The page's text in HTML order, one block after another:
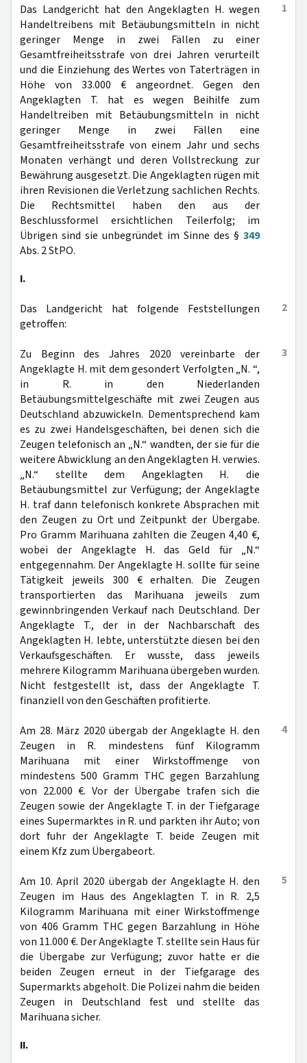
1
Das Landgericht hat den Angeklagten H. wegen
Handeltreibens mit Betäubungsmitteln in nicht
geringer Menge in zwei Fällen zu einer
Gesamtfreiheitsstrafe von drei Jahren verurteilt
und die Einziehung des Wertes von Taterträgen in
Höhe von 33.000 € angeordnet. Gegen den
Angeklagten T. hat es wegen Beihilfe zum
Handeltreiben mit Betäubungsmitteln in nicht
geringer Menge in zwei Fällen eine
Gesamtfreiheitsstrafe von einem Jahr und sechs
Monaten verhängt und deren Vollstreckung zur
Bewährung ausgesetzt. Die Angeklagten rügen mit
ihren Revisionen die Verletzung sachlichen Rechts.
Die Rechtsmittel haben den aus der
Beschlussformel ersichtlichen Teilerfolg; im
Übrigen sind sie unbegründet im Sinne des § 349
Abs. 2 StPO.
I.
2
Das Landgericht hat folgende Feststellungen
getroffen:
3
Zu Beginn des Jahres 2020 vereinbarte der
Angeklagte H. mit dem gesondert Verfolgten „N. “,
in R. in den Niederlanden
Betäubungsmittelgeschäfte mit zwei Zeugen aus
Deutschland abzuwickeln. Dementsprechend kam
es zu zwei Handelsgeschäften, bei denen sich die
Zeugen telefonisch an „N.“ wandten, der sie für die
weitere Abwicklung an den Angeklagten H. verwies.
„N.“ stellte dem Angeklagten H. die
Betäubungsmittel zur Verfügung; der Angeklagte
H. traf dann telefonisch konkrete Absprachen mit
den Zeugen zu Ort und Zeitpunkt der Übergabe.
Pro Gramm Marihuana zahlten die Zeugen 4,40 €,
wobei der Angeklagte H. das Geld für „N.“
entgegennahm. Der Angeklagte H. sollte für seine
Tätigkeit jeweils 300 € erhalten. Die Zeugen
transportierten das Marihuana jeweils zum
gewinnbringenden Verkauf nach Deutschland. Der
Angeklagte T., der in der Nachbarschaft des
Angeklagten H. lebte, unterstützte diesen bei den
Verkaufsgeschäften. Er wusste, dass jeweils
mehrere Kilogramm Marihuana übergeben wurden.
Nicht festgestellt ist, dass der Angeklagte T.
finanziell von den Geschäften profitierte.
4
Am 28. März 2020 übergab der Angeklagte H. den
Zeugen in R. mindestens fünf Kilogramm
Marihuana mit einer Wirkstoffmenge von
mindestens 500 Gramm THC gegen Barzahlung
von 22.000 €. Vor der Übergabe trafen sich die
Zeugen sowie der Angeklagte T. in der Tiefgarage
eines Supermarktes in R. und parkten ihr Auto; von
dort fuhr der Angeklagte T. beide Zeugen mit
einem Kfz zum Übergabeort.
5
Am 10. April 2020 übergab der Angeklagte H. den
Zeugen im Haus des Angeklagten T. in R. 2,5
Kilogramm Marihuana mit einer Wirkstoffmenge
von 406 Gramm THC gegen Barzahlung in Höhe
von 11.000 €. Der Angeklagte T. stellte sein Haus für
die Übergabe zur Verfügung; zuvor hatte er die
beiden Zeugen erneut in der Tiefgarage des
Supermarkts abgeholt. Die Polizei nahm die beiden
Zeugen in Deutschland fest und stellte das
Marihuana sicher.
II.